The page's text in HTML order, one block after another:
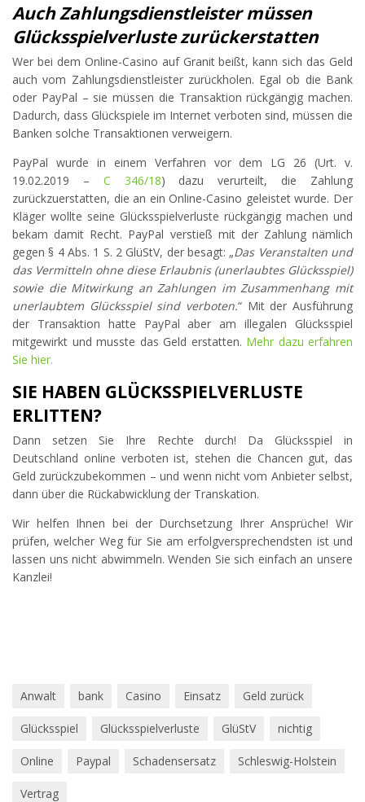
Auch Zahlungsdienstleister müssen
Glücksspielverluste zurückerstatten
Wer bei dem Online-Casino auf Granit beißt, kann sich das Geld
auch vom Zahlungsdienstleister zurückholen. Egal ob die Bank
oder PayPal – sie müssen die Transaktion rückgängig machen.
Dadurch, dass Glückspiele im Internet verboten sind, müssen die
Banken solche Transaktionen verweigern.
PayPal wurde in einem Verfahren vor dem LG 26 (Urt. v.
19.02.2019 – C 346/18) dazu verurteilt, die Zahlung
zurückzuerstatten, die an ein Online-Casino geleistet wurde. Der
Kläger wollte seine Glücksspielverluste rückgängig machen und
bekam damit Recht. PayPal verstieß mit der Zahlung nämlich
gegen § 4 Abs. 1 S. 2 GlüStV, der besagt: „Das Veranstalten und
das Vermitteln ohne diese Erlaubnis (unerlaubtes Glücksspiel)
sowie die Mitwirkung an Zahlungen im Zusammenhang mit
unerlaubtem Glücksspiel sind verboten.“ Mit der Ausführung
der Transaktion hatte PayPal aber am illegalen Glücksspiel
mitgewirkt und musste das Geld erstatten. Mehr dazu erfahren
Sie hier.
SIE HABEN GLÜCKSSPIELVERLUSTE
ERLITTEN?
Dann setzen Sie Ihre Rechte durch! Da Glücksspiel in
Deutschland online verboten ist, stehen die Chancen gut, das
Geld zurückzubekommen – und wenn nicht vom Anbieter selbst,
dann über die Rückabwicklung der Transkation.
Wir helfen Ihnen bei der Durchsetzung Ihrer Ansprüche! Wir
prüfen, welcher Weg für Sie am erfolgversprechendsten ist und
lassen uns nicht abwimmeln. Wenden Sie sich einfach an unsere
Kanzlei!
Anwalt bank Casino Einsatz Geld zurück
Glücksspiel Glücksspielverluste GlüStV nichtig
Online Paypal Schadensersatz Schleswig-Holstein
Vertrag